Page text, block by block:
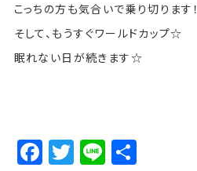
こっちの方も気合いで乗り切ります！
そして、もうすぐワールドカップ☆
眠れない日が続きます☆
Facebook
Twitter
LineShare